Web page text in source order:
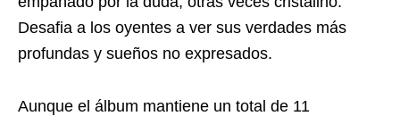
Desafia a los oyentes a ver sus verdades más
profundas y sueños no expresados.
Aunque el álbum mantiene un total de 11